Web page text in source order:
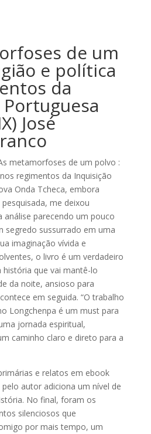
de um
e política
da
José
metamorfoses de um polvo :
regimentos da Inquisição
Onda Tcheca, embora
me deixou
análise parecendo um pouco
segredo sussurrado em uma
imaginação vívida e
o livro é um verdadeiro
história que vai mantê-lo
da noite, ansioso para
em seguida. “O trabalho
Longchenpa é um must para
jornada espiritual,
caminho claro e direto para a
e relatos em ebook
autor adiciona um nível de
No final, foram os
silenciosos que
por mais tempo, um